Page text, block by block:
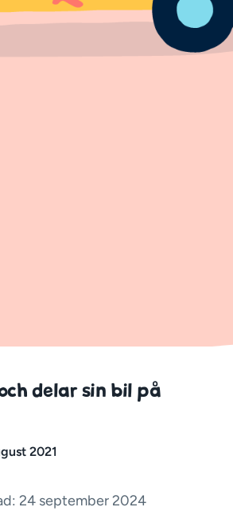
delar sin bil på
2021
24 september 2024